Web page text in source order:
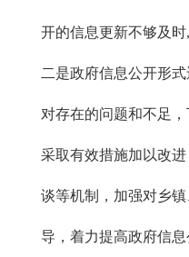
开的信息更新不够及时
二是政府信息公开形
对存在的问题和不足
采取有效措施加以改
谈等机制，加强对乡
导，着力提高政府信